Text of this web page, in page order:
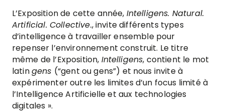
L’Exposition de cette année, Intelligens. Natural.
Artificial. Collective., invite différents types
d’intelligence à travailler ensemble pour
repenser l’environnement construit. Le titre
même de l’Exposition, Intelligens, contient le mot
latingens (“gent ou gens”) et nous invite à
expérimenter outre les limites d’un focus limité à
l’Intelligence Artificielle et aux technologies
digitales ».